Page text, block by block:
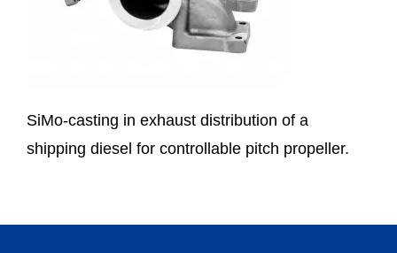
SiMo-casting in exhaust distribution of a
shipping diesel for controllable pitch propeller.